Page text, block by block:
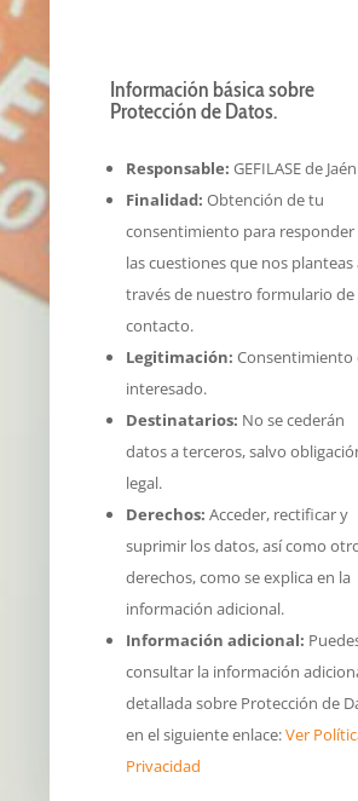
Información básica sobre
Protección de Datos.
Responsable: GEFILASE de
Finalidad: Obtención de tu
consentimiento para responder
las cuestiones que nos planteas
través de nuestro formulario de
contacto.
Legitimación: Consentimiento
interesado.
Destinatarios: No se cederán
datos a terceros, salvo
legal.
Derechos: Acceder, rectificar y
suprimir los datos, así como
derechos, como se explica en la
información adicional.
Información adicional:
consultar la información
detallada sobre Protección de
en el siguiente enlace:Ver
Privacidad